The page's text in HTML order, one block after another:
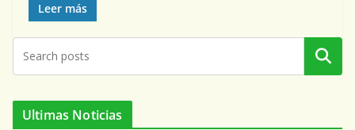
Leer más
Buscar
Ultimas Noticias